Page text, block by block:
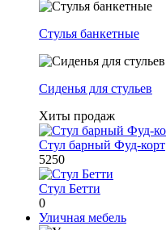
Стулья банкетные
Сиденья для стульев
Хиты продаж
Стул барный Фуд-корт
5250
Стул Бетти
0
Уличная мебель